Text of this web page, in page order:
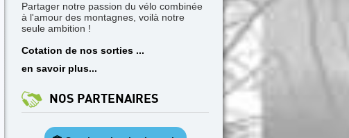
Partager notre passion du vélo combinée
à l'amour des montagnes, voilà notre
seule ambition !
Cotation de nos sorties ...
en savoir plus...
NOS PARTENAIRES